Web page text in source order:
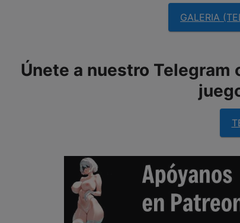
GALERIA
Únete a nuestro